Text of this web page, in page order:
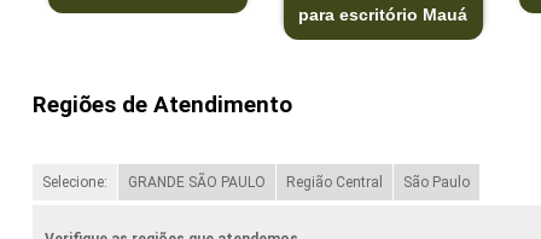
para escritório Mauá
Regiões de Atendimento
Selecione: GRANDE SÃO PAULO Região Central São Paulo